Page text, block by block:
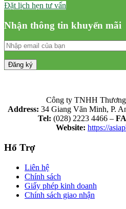
Đặt lịch hẹn tư vấn
Nhận thông tin khuyến mãi
Công ty TNHH
Address: 34 Giang Văn Minh, P.
Tel: (028) 2223 4466 –
Website: https://
Hổ Trợ
Liên hệ
Chính sách
Giấy phép kinh doanh
Chính sách giao nhận